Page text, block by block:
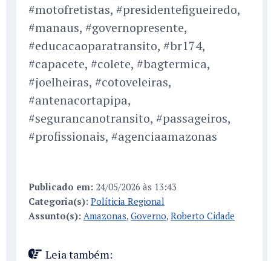
#motofretistas, #presidentefigueiredo,
#manaus, #governopresente,
#educacaoparatransito, #br174,
#capacete, #colete, #bagtermica,
#joelheiras, #cotoveleiras,
#antenacortapipa,
#segurancanotransito, #passageiros,
#profissionais, #agenciaamazonas
Publicado em: 24/05/2026 às 13:43
Categoria(s): Políticia Regional
Assunto(s): Amazonas, Governo, Roberto Cidade
Leia também: